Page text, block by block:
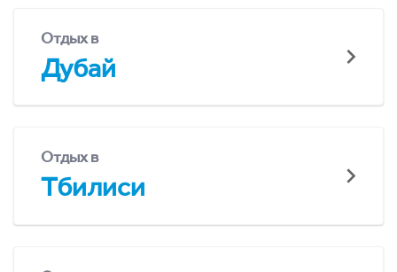
Отдых в
Дубай
Отдых в
Тбилиси